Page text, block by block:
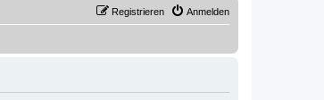
Anmelden
Registrieren